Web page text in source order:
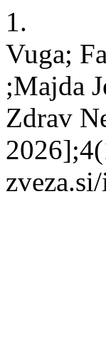
1.
Vuga;
;Majda
Zdrav